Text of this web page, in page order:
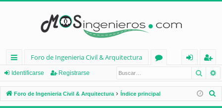
nl
ac
es
Foro de Ingenieria Civil & Arquitectura
os
nt
ifi
eg
ist
ra
Identificarse Registrarse
Foro de Ingenieria Civil & Arquitectura Índice principal